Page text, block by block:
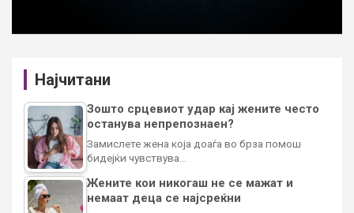
Најчитани
Зошто срцевиот удар кај жените често
останува непрепознаен?
Замислете жена која доаѓа во брза помош
бидејќи чувствува…
Жените кои никогаш не се мажат и
немаат деца се најсреќни